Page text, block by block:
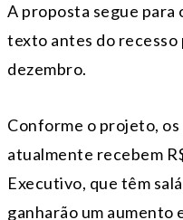
A proposta segue para
texto antes do recesso
dezembro.
Conforme o projeto,
atualmente recebem
Executivo, que têm
ganharão um aumento